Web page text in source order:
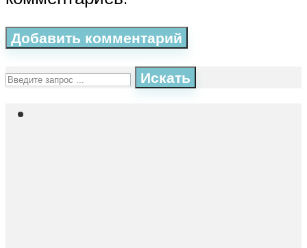
Искать